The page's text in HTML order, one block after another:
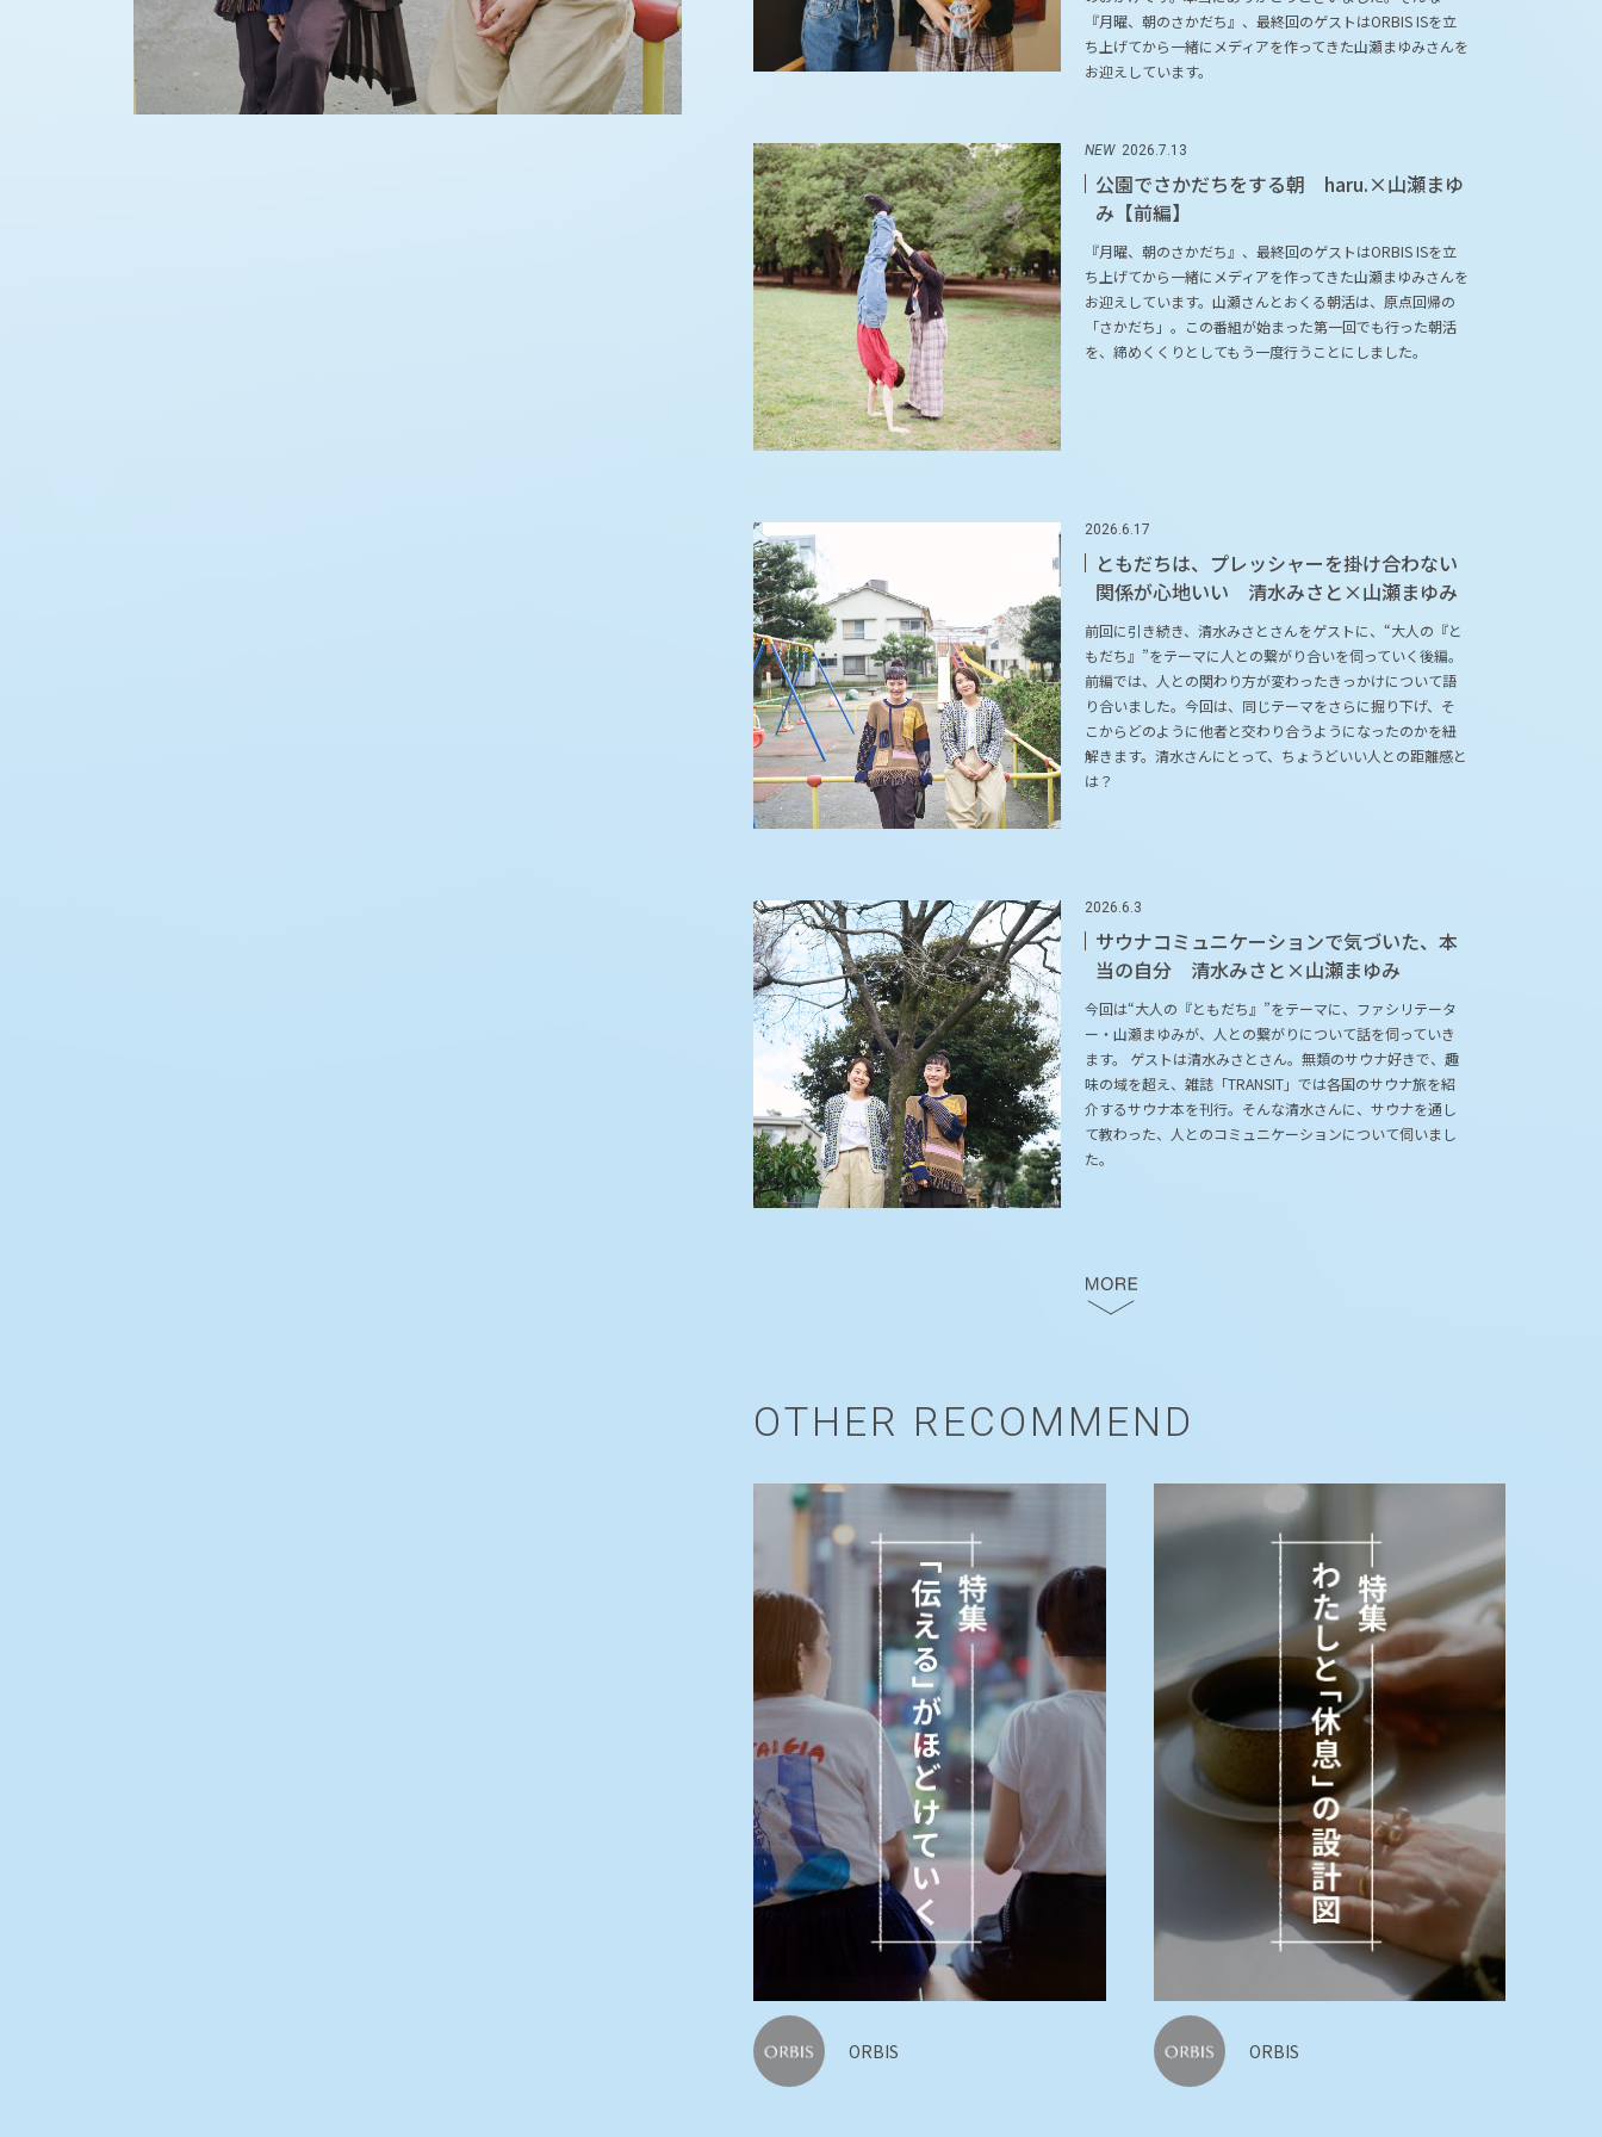
『月曜、朝のさかだち』、最終回のゲストはORBIS ISを立
ち上げてから一緒にメディアを作ってきた山瀬まゆみさんを
お迎えしています。
NEW 2026.7.13
公園でさかだちをする朝 haru.×山瀬まゆ
み【前編】
『月曜、朝のさかだち』、最終回のゲストはORBIS ISを立
ち上げてから一緒にメディアを作ってきた山瀬まゆみさんを
お迎えしています。山瀬さんとおくる朝活は、原点回帰の
「さかだち」。この番組が始まった第一回でも行った朝活
を、締めくくりとしてもう一度行うことにしました。
2026.6.17
ともだちは、プレッシャーを掛け合わない
関係が心地いい 清水みさと×山瀬まゆみ
前回に引き続き、清水みさとさんをゲストに、“大人の『と
もだち』”をテーマに人との繋がり合いを伺っていく後編。
前編では、人との関わり方が変わったきっかけについて語
り合いました。今回は、同じテーマをさらに掘り下げ、そ
こからどのように他者と交わり合うようになったのかを紐
解きます。清水さんにとって、ちょうどいい人との距離感と
は？
2026.6.3
サウナコミュニケーションで気づいた、本
当の自分 清水みさと×山瀬まゆみ
今回は“大人の『ともだち』”をテーマに、ファシリテータ
ー・山瀬まゆみが、人との繋がりについて話を伺っていき
ます。 ゲストは清水みさとさん。無類のサウナ好きで、趣
味の域を超え、雑誌「TRANSIT」では各国のサウナ旅を紹
介するサウナ本を刊行。そんな清水さんに、サウナを通し
て教わった、人とのコミュニケーションについて伺いまし
た。
OTHER RECOMMEND
ORBIS ORBIS